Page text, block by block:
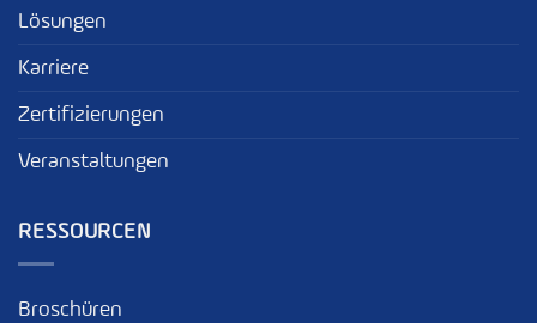
Lösungen
Karriere
Zertifizierungen
Veranstaltungen
RESSOURCEN
Broschüren